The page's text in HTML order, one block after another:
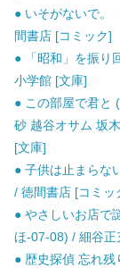
● いそがないで。
間書店 [コミック]
● 「昭和」を振り
小学館 [文庫]
● この部屋で君と
砂 越谷オサム 坂
[文庫]
● 子供は止まらな
/ 徳間書店 [コミッ
● やさしいお店で
ほ-07-08) / 細谷正
● 歴史探偵 忘れ